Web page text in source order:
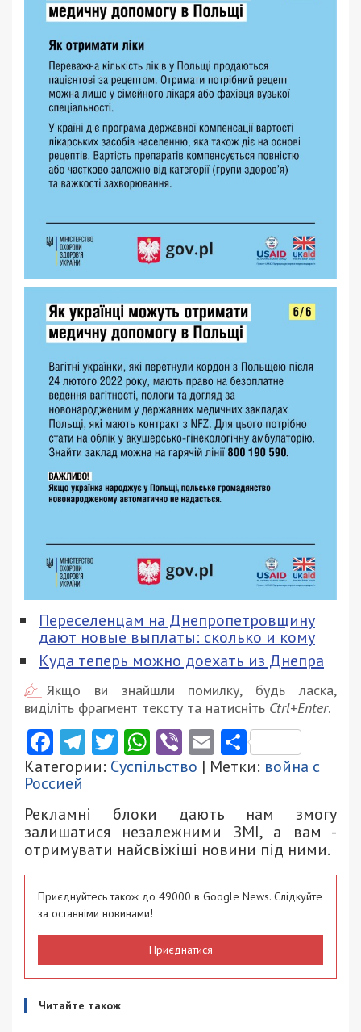
Переселенцам на Днепропетровщину
дают новые выплаты: сколько и кому
Куда теперь можно доехать из Днепра
Якщо ви знайшли помилку, будь ласка,
виділіть фрагмент тексту та натисніть Ctrl+Enter.
Facebook
Telegram
Twitter
WhatsApp
ViberEmail
Категории: Суспільство | Метки: война с
Россией
Рекламні блоки дають нам змогу
залишатися незалежними ЗМІ, а вам -
отримувати найсвіжіші новини під ними.
Приєднуйтесь також до 49000 в Google News. Слідкуйте
за останніми новинами!
Приєднатися
Читайте також